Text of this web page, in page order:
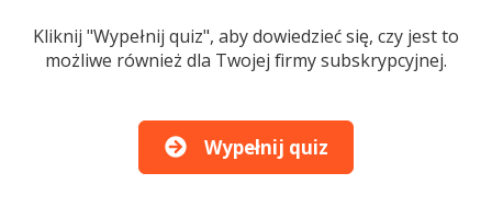
Kliknij "Wypełnij quiz", aby dowiedzieć się, czy jest to
możliwe również dla Twojej firmy subskrypcyjnej.
Wypełnij quiz